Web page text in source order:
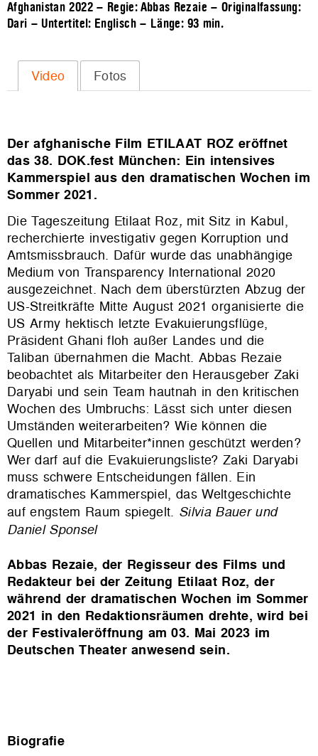
Afghanistan 2022 – Regie: Abbas Rezaie – Originalfassung:
Dari – Untertitel: Englisch – Länge: 93 min.
Video Fotos
Der afghanische Film ETILAAT ROZ eröffnet
das 38. DOK.fest München: Ein intensives
Kammerspiel aus den dramatischen Wochen im
Sommer 2021.
Die Tageszeitung Etilaat Roz, mit Sitz in Kabul,
recherchierte investigativ gegen Korruption und
Amtsmissbrauch. Dafür wurde das unabhängige
Medium von Transparency International 2020
ausgezeichnet. Nach dem überstürzten Abzug der
US-Streitkräfte Mitte August 2021 organisierte die
US Army hektisch letzte Evakuierungsflüge,
Präsident Ghani floh außer Landes und die
Taliban übernahmen die Macht.Abbas Rezaie
beobachtet als Mitarbeiter den Herausgeber Zaki
Daryabi und sein Team hautnah in den kritischen
Wochen des Umbruchs: Lässt sich unter diesen
Umständen weiterarbeiten? Wie können die
Quellen und Mitarbeiter*innen geschützt werden?
Wer darf auf die Evakuierungsliste? Zaki Daryabi
muss schwere Entscheidungen fällen. Ein
dramatisches Kammerspiel, das Weltgeschichte
auf engstem Raum spiegelt. Silvia Bauer und
Daniel Sponsel
Abbas Rezaie, der Regisseur des Films und
Redakteur bei der Zeitung Etilaat Roz, der
während der dramatischen Wochen im Sommer
2021 in den Redaktionsräumen drehte, wird bei
der Festivaleröffnung am 03. Mai 2023 im
Deutschen Theater anwesend sein.
Biografie